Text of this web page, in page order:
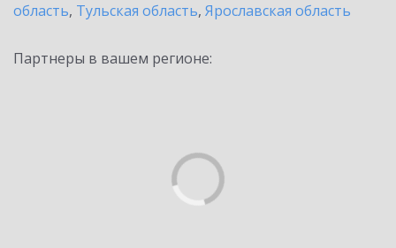
область, Тульская область, Ярославская область
Партнеры в вашем регионе: